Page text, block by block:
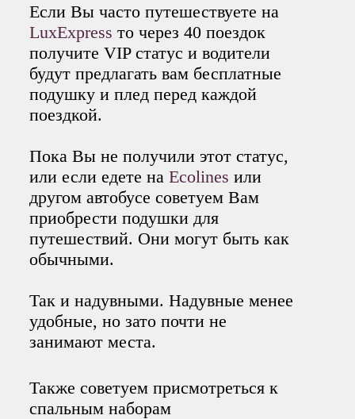
Если Вы часто путешествуете на
LuxExpress то через 40 поездок
получите VIP статус и водители
будут предлагать вам бесплатные
подушку и плед перед каждой
поездкой.
Пока Вы не получили этот статус,
или если едете наEcolines или
другом автобусе советуем Вам
приобрести подушки для
путешествий. Они могут быть как
обычными.
Так и надувными. Надувные менее
удобные, но зато почти не
занимают места.
Также советуем присмотреться к
спальным наборам